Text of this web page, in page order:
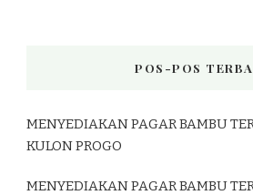
POS-POS
MENYEDIAKAN PAGAR BAMBU
KULON PROGO
MENYEDIAKAN PAGAR BAMBU